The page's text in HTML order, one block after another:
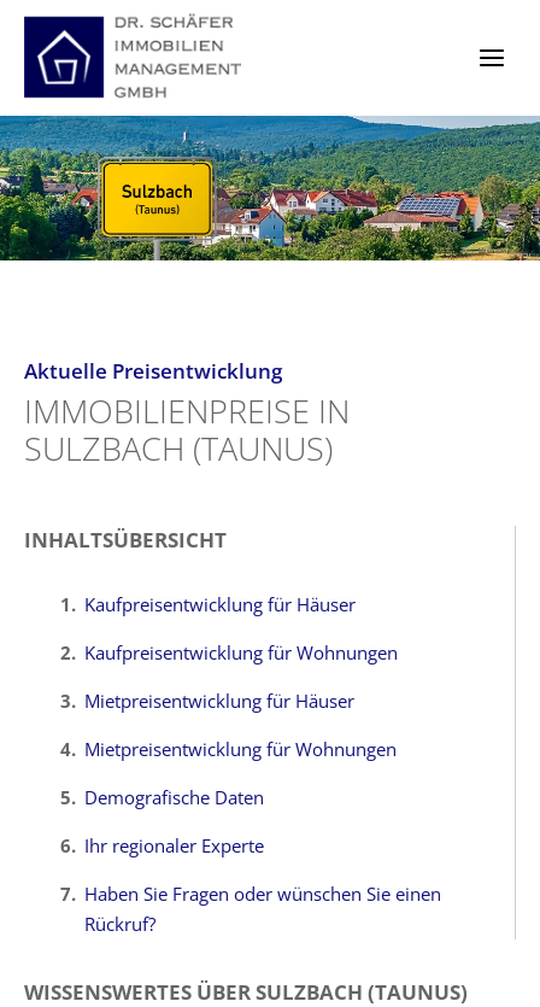
Zum
Inhalt
springen
Aktuelle Preisentwicklung
IMMOBILIENPREISE IN
SULZBACH (TAUNUS)
INHALTSÜBERSICHT
Kaufpreisentwicklung für Häuser
Kaufpreisentwicklung für Wohnungen
Mietpreisentwicklung für Häuser
Mietpreisentwicklung für Wohnungen
Demografische Daten
Ihr regionaler Experte
Haben Sie Fragen oder wünschen Sie einen
Rückruf?
WISSENSWERTES ÜBER SULZBACH (TAUNUS)